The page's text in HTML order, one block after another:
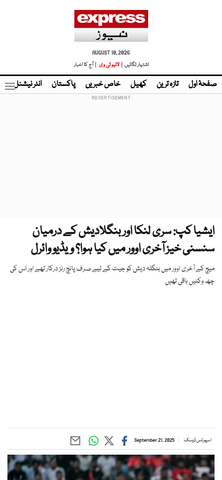
AUGUST 10, 2026
اشتہار لگائیں |
لائیو ٹی وی | آج کا اخبار
صفحۂ اول تازہ ترین کھیل خاص خبریں پاکستان انٹر نیشنل
ایشیا کپ: سری لنکا اور بنگلادیش کے درمیان
سنسنی خیز آخری اوور میں کیا ہوا؟ ویڈیو وائرل
میچ کے آخری اوور میں بنگلہ دیش کو جیت کے لیے صرف پانچ رنز درکار تھے اور اس کی
چھ وکٹیں باقی تھیں
اسپورٹس ڈیسک September 21, 2025